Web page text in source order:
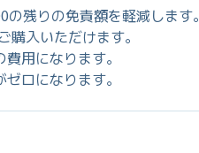
残りの免責額を軽減します。
購入いただけます。
用になります。
ロになります。